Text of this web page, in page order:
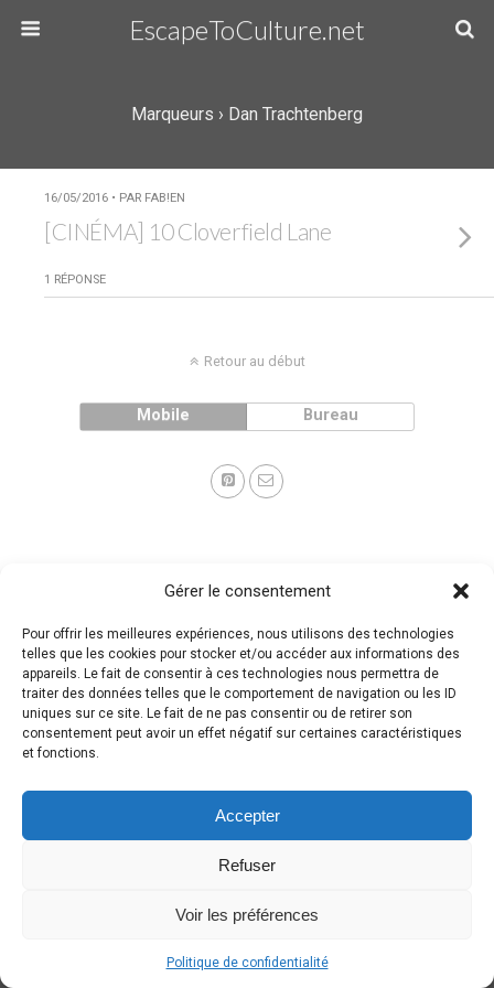
Gérer le consentement
Pour offrir les meilleures expériences, nous utilisons des technologies
telles que les cookies pour stocker et/ou accéder aux informations des
appareils. Le fait de consentir à ces technologies nous permettra de
traiter des données telles que le comportement de navigation ou les ID
uniques sur ce site. Le fait de ne pas consentir ou de retirer son
consentement peut avoir un effet négatif sur certaines caractéristiques
et fonctions.
Accepter
Refuser
Voir les préférences
Politique de confidentialité
EscapeToCulture.net
Marqueurs › Dan Trachtenberg
16/05/2016 • PAR FAB!EN
[CINÉMA] 10 Cloverfield Lane
1 RÉPONSE
Retour au début
Mobile Bureau